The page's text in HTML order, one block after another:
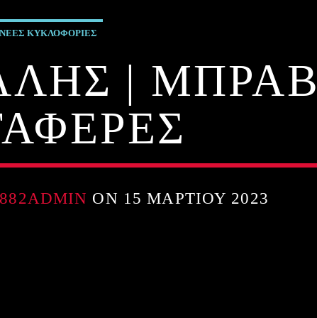
ΝΕΕΣ ΚΥΚΛΟΦΟΡΙΕΣ
|
ON 15 ΜΑΡΤΊΟΥ 2023